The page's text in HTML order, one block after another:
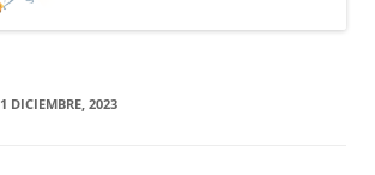
1 DICIEMBRE, 2023